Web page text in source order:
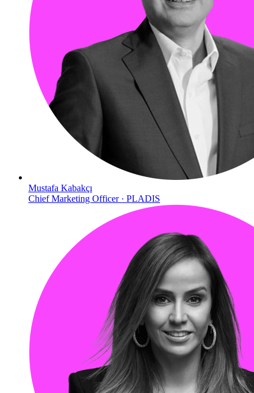
Mustafa Kabakçı
Chief Marketing Officer · PLADIS